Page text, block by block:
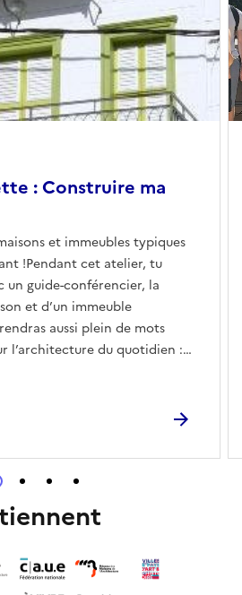
: Construire ma
et immeubles typiques
!Pendant cet atelier, tu
un guide-conférencier, la
et d’un immeuble
aussi plein de mots
l’architecture du quotidien :